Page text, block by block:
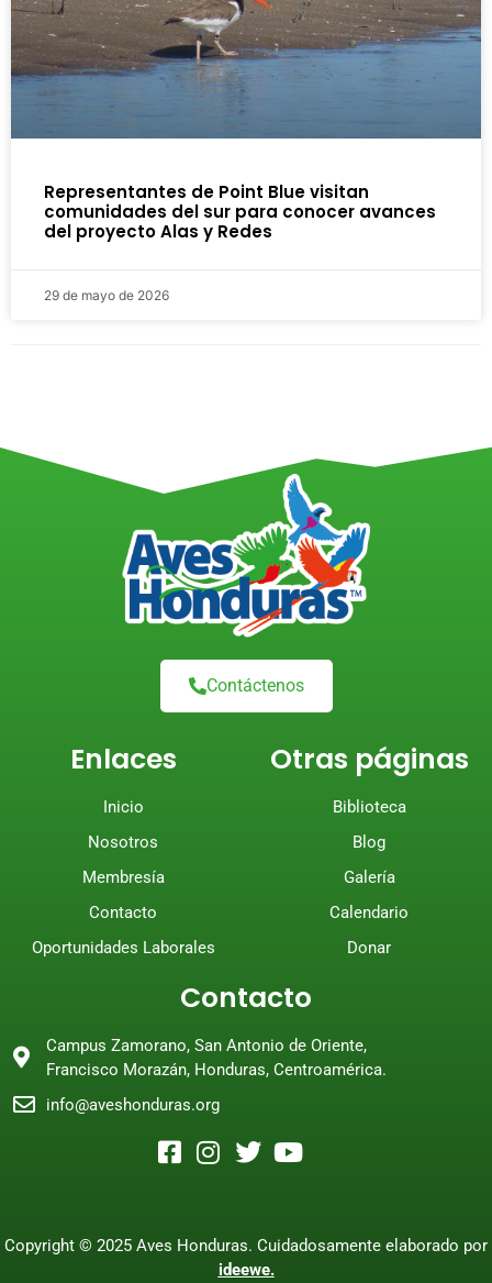
Representantes de Point Blue visitan
comunidades del sur para conocer avances
del proyecto Alas y Redes
29 de mayo de 2026
Contáctenos
Enlaces
Inicio
Nosotros
Membresía
Contacto
Oportunidades Laborales
Otras páginas
Biblioteca
Blog
Galería
Calendario
Donar
Contacto
Campus Zamorano, San Antonio de Oriente,
Francisco Morazán, Honduras, Centroamérica.
info@aveshonduras.org
Copyright © 2025 Aves Honduras. Cuidadosamente elaborado por
ideewe.